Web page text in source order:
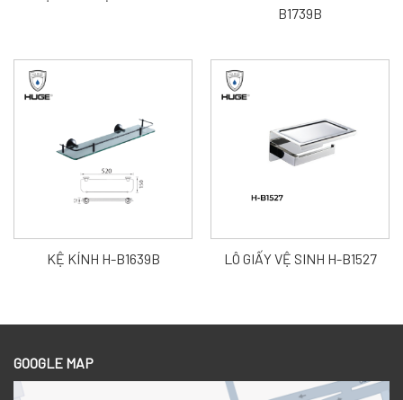
B1739B
KỆ KÍNH H-B1639B LÔ GIẤY VỆ SINH H-B1527
GOOGLE MAP